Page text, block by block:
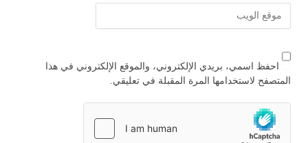
احفظ اسمي، بريدي الإلكتروني، والموقع الإلكتروني في هذا
المتصفح لاستخدامها المرة المقبلة في تعليقي.